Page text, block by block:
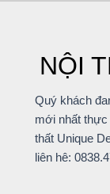
NỘI
Quý khách
mới nhất thực
thất Unique
liên hê: